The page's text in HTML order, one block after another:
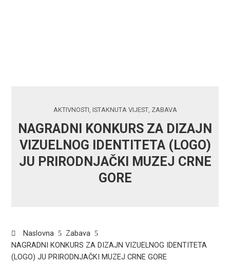
AKTIVNOSTI ISTAKNUTA VIJEST, ZABAVA
NAGRADNI KONKURS ZA DIZAJN
VIZUELNOG IDENTITETA (LOGO)
JU PRIRODNJAČKI MUZEJ CRNE
GORE
Naslovna
Zabava
NAGRADNI KONKURS ZA DIZAJN VIZUELNOG IDENTITETA
(LOGO) JU PRIRODNJAČKI MUZEJ CRNE GORE